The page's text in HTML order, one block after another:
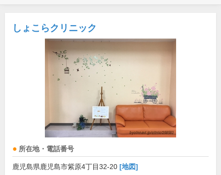
しょこらクリニック
所在地・電話番号
鹿児島県鹿児島市紫原4丁目32-20 [地図]